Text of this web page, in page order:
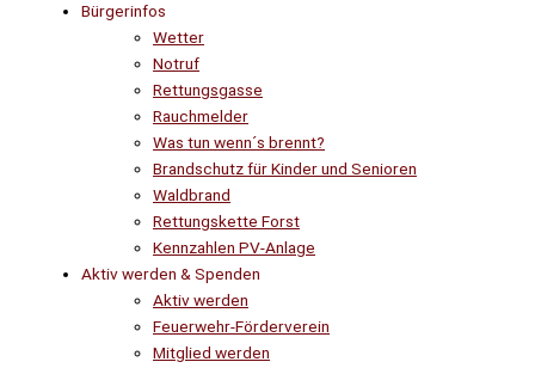
Bürgerinfos
Wetter
Notruf
Rettungsgasse
Rauchmelder
Was tun wenn´s brennt?
Brandschutz für Kinder und Senioren
Waldbrand
Rettungskette Forst
Kennzahlen PV-Anlage
Aktiv werden & Spenden
Aktiv werden
Feuerwehr-Förderverein
Mitglied werden